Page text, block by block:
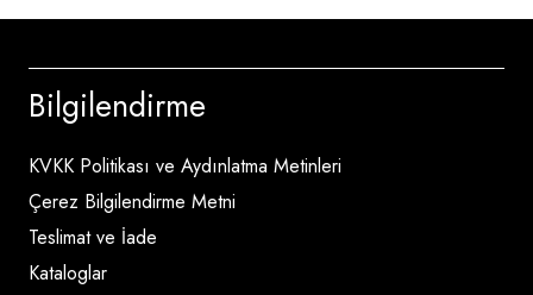
Bilgilendirme
KVKK Politikası ve Aydınlatma Metinleri
Çerez Bilgilendirme Metni
Teslimat ve İade
Kataloglar